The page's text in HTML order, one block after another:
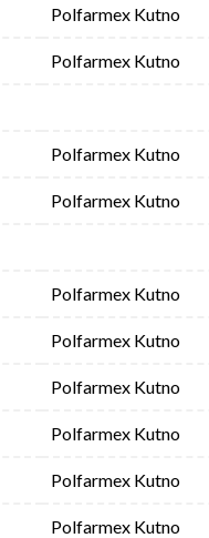
Polfarmex Kutno
Polfarmex Kutno
Polfarmex Kutno
Polfarmex Kutno
Polfarmex Kutno
Polfarmex Kutno
Polfarmex Kutno
Polfarmex Kutno
Polfarmex Kutno
Polfarmex Kutno